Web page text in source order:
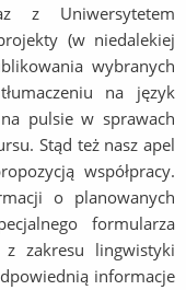
z Uniwersytetem
(w niedalekiej
wybranych
na język
pulsie w sprawach
Stąd też nasz apel
współpracy.
o planowanych
formularza
zakresu lingwistyki
informacje